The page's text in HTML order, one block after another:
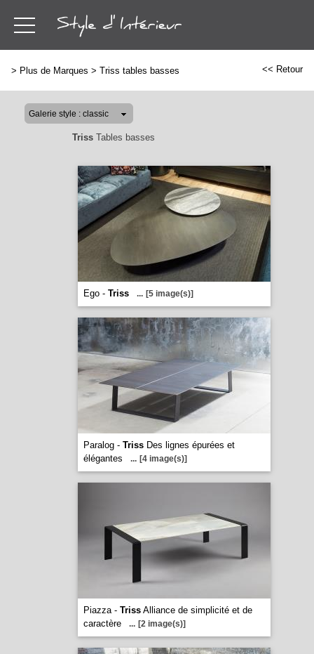
> Plus de Marques > Triss tables basses << Retour
TrissTables basses
Ego - Triss ... [5 image(s)]
Paralog - TrissDes lignes épurées et
élégantes
... [4 image(s)]
Piazza - TrissAlliance de simplicité et de
caractère
... [2 image(s)]